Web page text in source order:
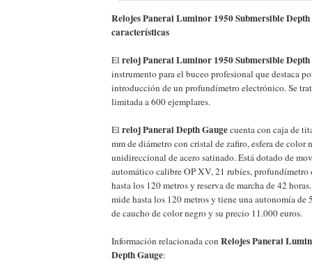
Relojes Panerai Luminor 1950 Submersible Depth
características
El reloj Panerai Luminor 1950 Submersible Depth
instrumento para el buceo profesional que destaca
introducción de un profundímetro electrónico. Se
limitada a 600 ejemplares.
El reloj Panerai Depth Gaugecuenta con caja de
mm de diámetro con cristal de zafiro, esfera de
unidireccional de acero satinado. Está dotado de
automático calibre OP XV, 21 rubíes,
hasta los 120 metros y reserva de marcha de 42
mide hasta los 120 metros y tiene una autonomía de
de caucho de color negro y su precio 11.000 euros.
Información relacionada con Relojes Panerai
Depth Gauge: